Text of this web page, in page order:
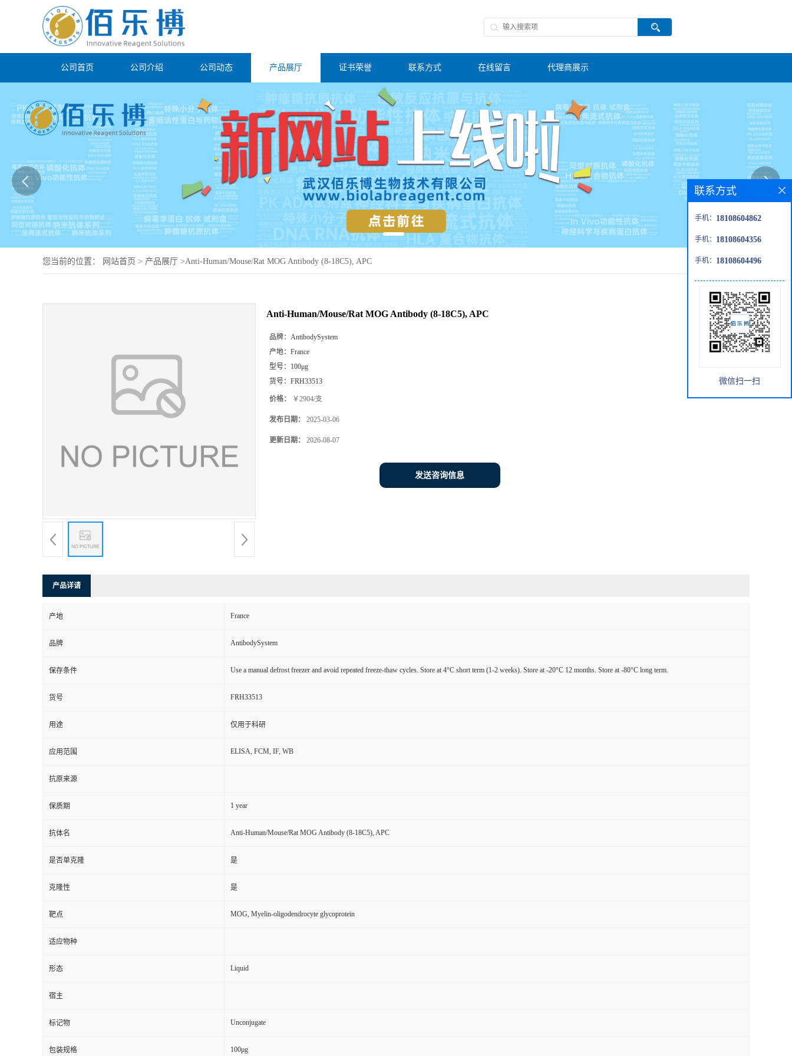
公司首页 公司介绍 公司动态 产品展厅 证书荣誉 联系方式 在线留言 代理商展示
您当前的位置： 网站首页 > 产品展厅 >Anti-Human/Mouse/Rat MOG Antibody (8-18C5), APC
Anti-Human/Mouse/Rat MOG Antibody (8-18C5), APC
品牌： AntibodySystem
产地： France
型号： 100μg
货号： FRH33513
价格： ￥2904/支
发布日期： 2025-03-06
更新日期： 2026-08-07
发送咨询信息
产品详请
产地 France
品牌 AntibodySystem
保存条件 Use a manual defrost freezer and avoid repeated freeze-thaw cycles. Store at 4°C short term (1-2 weeks). Store at -20°C 12 months. Store at -80°C long term.
货号 FRH33513
用途 仅用于科研
应用范围 ELISA, FCM, IF, WB
抗原来源
保质期 1 year
抗体名 Anti-Human/Mouse/Rat MOG Antibody (8-18C5), APC
是否单克隆 是
克隆性 是
靶点 MOG, Myelin-oligodendrocyte glycoprotein
适应物种
形态 Liquid
宿主
标记物 Unconjugate
包装规格 100μg
联系方式
手机： 18108604862
手机： 18108604356
手机： 18108604496
微信扫一扫